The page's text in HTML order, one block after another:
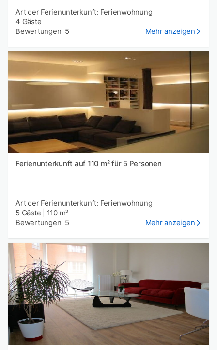
Art der Ferienunterkunft: Ferienwohnung
4 Gäste
Bewertungen: 5
Mehr anzeigen
Ferienunterkunft auf 110 m² für 5 Personen
Art der Ferienunterkunft: Ferienwohnung
5 Gäste
110 m²
Bewertungen: 5
Mehr anzeigen